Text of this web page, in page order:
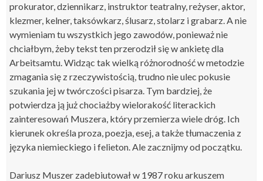
prokurator, dziennikarz, instruktor teatralny, reżyser, aktor,
klezmer, kelner, taksówkarz, ślusarz, stolarz i grabarz. A nie
wymieniam tu wszystkich jego zawodów, ponieważ nie
chciałbym, żeby tekst ten przerodził się w ankietę dla
Arbeitsamtu. Widząc tak wielką różnorodność w metodzie
zmagania się z rzeczywistością, trudno nie ulec pokusie
szukania jej w twórczości pisarza. Tym bardziej, że
potwierdza ją już chociażby wielorakość literackich
zainteresowań Muszera, który przemierza wiele dróg. Ich
kierunek określa proza, poezja, esej, a także tłumaczenia z
języka niemieckiego i felieton. Ale zacznijmy od początku.
Dariusz Muszer zadebiutował w 1987 roku arkuszem